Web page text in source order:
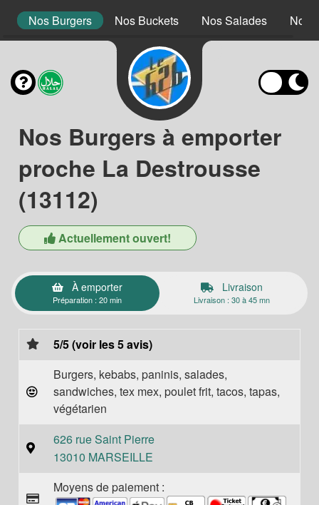
Nos Burgers Nos Buckets Nos Salades Nos
Nos Burgers à emporter
proche La Destrousse
(13112)
Actuellement ouvert!
À emporter
Préparation : 20 min
Livraison
Livraison : 30 à 45 mn
5/5 (voir les 5 avis)
Burgers, kebabs, paninis, salades,
sandwiches, tex mex, poulet frit, tacos, tapas,
végétarien
626 rue Saint Pierre
13010 MARSEILLE
Moyens de paiement :